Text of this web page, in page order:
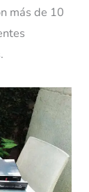
más de 10